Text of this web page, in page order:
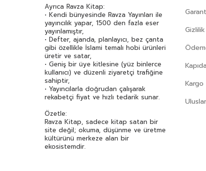
Ayrıca Ravza Kitap:
• Kendi bünyesinde Ravza Yayınları ile
yayıncılık yapar, 1500 den fazla eser
yayınlamıştır,
• Defter, ajanda, planlayıcı, bez çanta
gibi özellikle İslami temalı hobi ürünleri
üretir ve satar,
• Geniş bir üye kitlesine (yüz binlerce
kullanıcı) ve düzenli ziyaretçi trafiğine
sahiptir,
• Yayıncılarla doğrudan çalışarak
rekabetçi fiyat ve hızlı tedarik sunar.
Özetle:
Ravza Kitap, sadece kitap satan bir
site değil; okuma, düşünme ve üretme
kültürünü merkeze alan bir
ekosistemdir.